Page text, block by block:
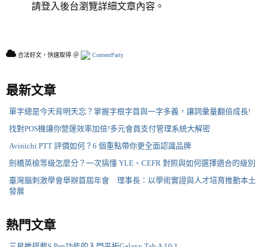
請登入後台瀏覽詳細文章內容。
合法好文，快速取得 ＠ ContentParty
最新文章
單字總是今天背明天忘？掌握字根字首與一字多義，讓詞彙量翻倍成長!
找對POS機讓你營運效率加倍!多元會員支付管理系統大解密
Avinichi PTT 評價如何？6 個重點帶你更全面認識品牌
劍橋英檢等級怎麼分？一次搞懂 YLE、CEFR 對照與如何選擇適合的級別
臺灣腦刺激學會舉辦首屆年會 理事長：以學術實證與人才培育推動本土
發展
熱門文章